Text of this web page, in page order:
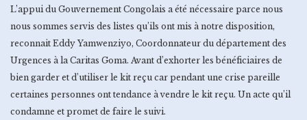
L’appui du Gouvernement Congolais a été nécessaire parce nous
nous sommes servis des listes qu’ils ont mis à notre disposition,
reconnait Eddy Yamwenziyo, Coordonnateur du département des
Urgences à la Caritas Goma. Avant d’exhorter les bénéficiaires de
bien garder et d’utiliser le kit reçu car pendant une crise pareille
certaines personnes ont tendance à vendre le kit reçu. Un acte qu’il
condamne et promet de faire le suivi.